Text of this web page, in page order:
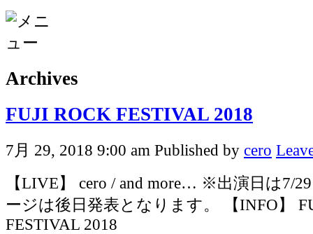
Archives
FUJI ROCK FESTIVAL 2018
7月 29, 2018 9:00 am Published by cero
【LIVE】 cero / and more… ※出演日は7/
ージは後日発表となります。 【INFO】
FESTIVAL 2018